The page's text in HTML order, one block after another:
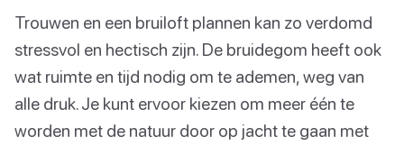
Trouwen en een bruiloft plannen kan zo verdomd
stressvol en hectisch zijn. De bruidegom heeft ook
wat ruimte en tijd nodig om te ademen, weg van
alle druk. Je kunt ervoor kiezen om meer één te
worden met de natuur door op jacht te gaan met